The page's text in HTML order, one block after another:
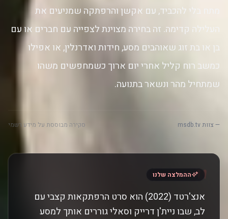
מתח בלי להכביד, עם אקשן והרפתקה שמניעים את
העלילה קדימה. זה בחירה מצוינת לצפייה עם חברים או עם
בן או בת זוג שאוהבים מסע, חידות ואדרנלין, או אפילו
כמשב רוח קליל אחרי יום ארוך כשמחפשים משהו
שמתחיל מהר ונשאר בתנועה.
— צוות msdb.tv סקירה מבוססת על מידע רשמי
" ההמלצה שלנו
אנצ'רטד (2022) הוא סרט הרפתקאות קצבי עם
לב, שבו ניית'ן דרייק וסאלי גוררים אותך למסע